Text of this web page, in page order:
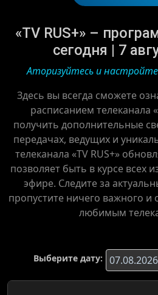
«TV RUS+» –
сегодня | 7
Аторизуйтесь и настройте
Здесь вы всегда сможете
расписанием телеканала
получить дополнительные
передачах, ведущих и
телеканала «TV RUS+»
позволяет быть в курсе всех
эфире. Следите за
пропустите ничего важного и
любимым
Выберите дату: